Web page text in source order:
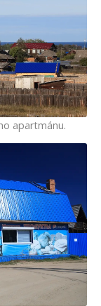
apartmánu.